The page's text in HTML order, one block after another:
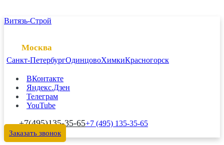
Витязь-Строй
Москва
Санкт-ПетербургОдинцовоХимкиКрасногорск
ВКонтакте
Яндекс.Дзен
Телеграм
YouTube
+7(495)135-35-65+7 (495) 135-35-65
Заказать звонок